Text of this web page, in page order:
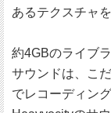
あるテクスチャ
約4GBのライブ
サウンドは、こ
でレコーディン